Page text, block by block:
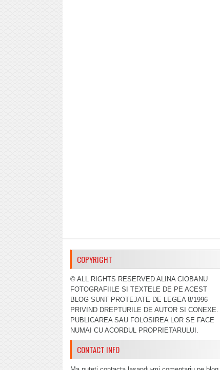
COPYRIGHT
© ALL RIGHTS RESERVED ALINA CIOBANU
FOTOGRAFIILE SI TEXTELE DE PE ACEST
BLOG SUNT PROTEJATE DE LEGEA 8/1996
PRIVIND DREPTURILE DE AUTOR SI CONEXE.
PUBLICAREA SAU FOLOSIREA LOR SE FACE
NUMAI CU ACORDUL PROPRIETARULUI.
CONTACT INFO